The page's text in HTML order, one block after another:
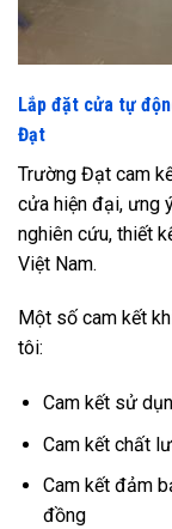
Lắp đặt cửa tự
Đạt
Trường Đạt cam
cửa hiện đại, ưng
nghiên cứu, thiết
Việt Nam.
Một số cam kết
tôi:
Cam kết sử
Cam kết chất
Cam kết đảm
đồng